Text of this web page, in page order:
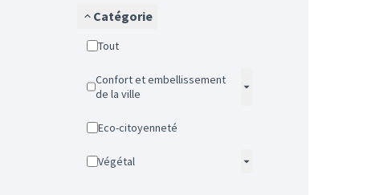
Catégorie
Tout
Confort et embellissement
de la ville
Eco-citoyenneté
Végétal